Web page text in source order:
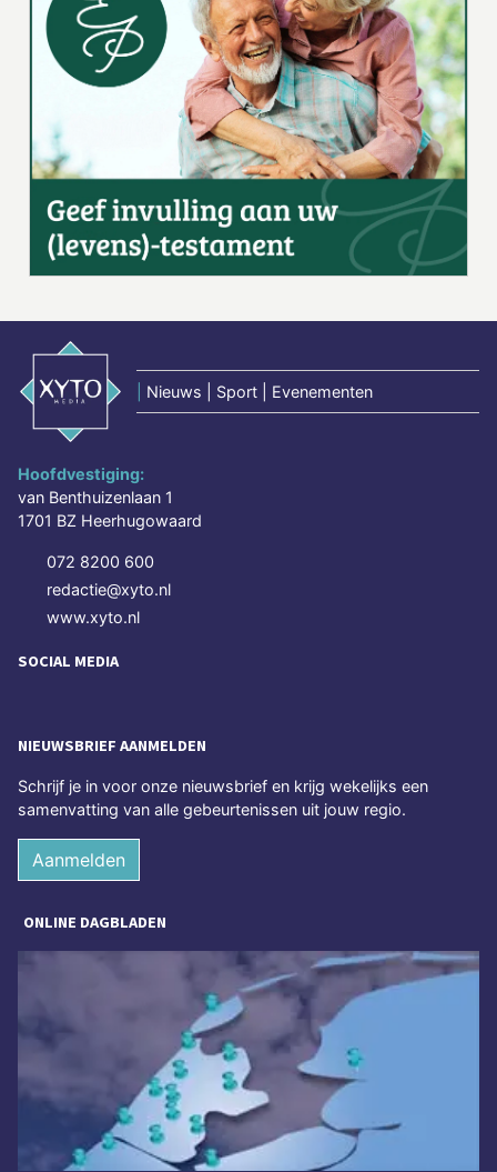
Nieuws | Sport | Evenementen
Hoofdvestiging:
van Benthuizenlaan 1
1701 BZ Heerhugowaard
072 8200 600
redactie@xyto.nl
www.xyto.nl
SOCIAL MEDIA
NIEUWSBRIEF AANMELDEN
Schrijf je in voor onze nieuwsbrief en krijg wekelijks een
samenvatting van alle gebeurtenissen uit jouw regio.
Aanmelden
ONLINE DAGBLADEN